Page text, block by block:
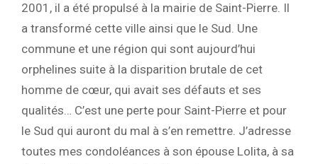
2001, il a été propulsé à la mairie de Saint-Pierre. Il
a transformé cette ville ainsi que le Sud. Une
commune et une région qui sont aujourd’hui
orphelines suite à la disparition brutale de cet
homme de cœur, qui avait ses défauts et ses
qualités… C’est une perte pour Saint-Pierre et pour
le Sud qui auront du mal à s’en remettre. J’adresse
toutes mes condoléances à son épouse Lolita, à sa